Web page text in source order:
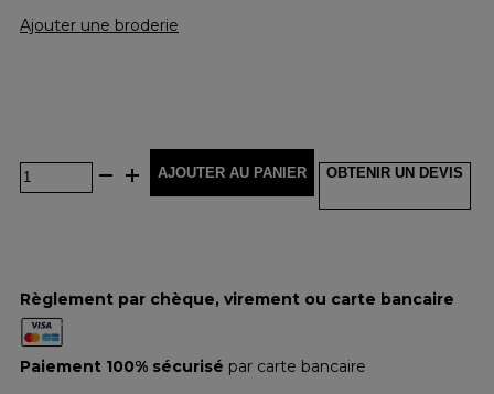
Ajouter une broderie
AJOUTER AU PANIER OBTENIR UN DEVIS
Règlement par chèque, virement ou carte bancaire
Paiement 100% sécurisé par carte bancaire